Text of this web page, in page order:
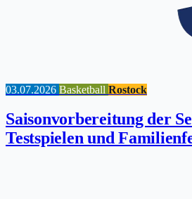
03.07.2026 Basketball Rostock
Saisonvorbereitung der
Testspielen und